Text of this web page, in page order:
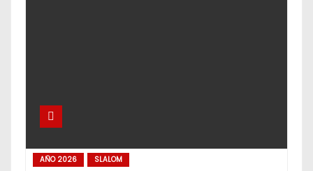
AÑO 2026 SLALOM